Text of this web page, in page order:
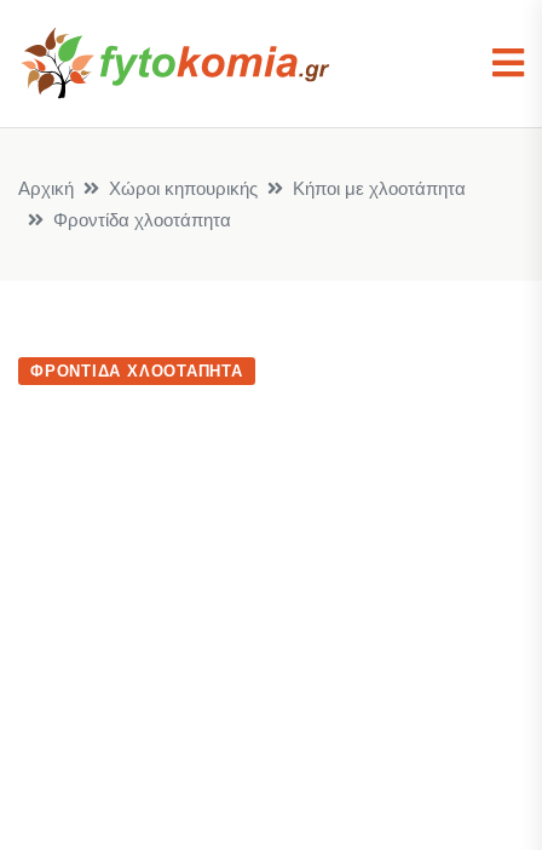
Αρχική Χώροι κηπουρικής
Κήποι με χλοοτάπητα
Φροντίδα χλοοτάπητα
ΦΡΟΝΤΊΔΑ ΧΛΟΟΤΆΠΗΤΑ